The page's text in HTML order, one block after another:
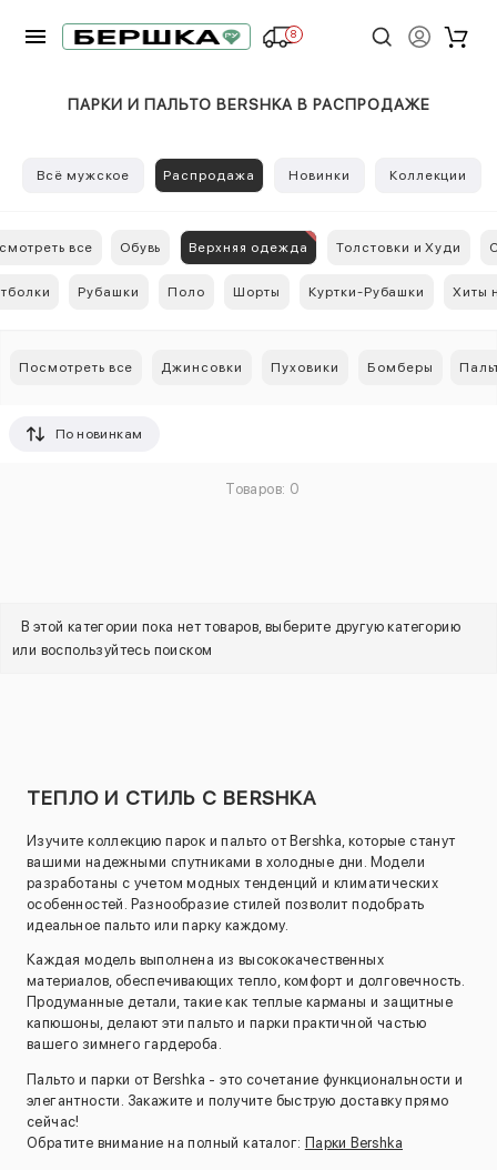
8
ПАРКИ И ПАЛЬТО BERSHKA В РАСПРОДАЖЕ
Всё мужское Распродажа Новинки Коллекции
все Обувь Верхняя одежда Толстовки и Худи
Рубашки Поло Шорты Куртки-Рубашки Хиты
Посмотреть все Джинсовки Пуховики Бомберы
По новинкам
Товаров: 0
В этой категории пока нет товаров, выберите другую категорию
или воспользуйтесь поиском
ТЕПЛО И СТИЛЬ С BERSHKA
Изучите коллекцию парок и пальто от Bershka, которые станут
вашими надежными спутниками в холодные дни. Модели
разработаны с учетом модных тенденций и климатических
особенностей. Разнообразие стилей позволит подобрать
идеальное пальто или парку каждому.
Каждая модель выполнена из высококачественных
материалов, обеспечивающих тепло, комфорт и долговечность.
Продуманные детали, такие как теплые карманы и защитные
капюшоны, делают эти пальто и парки практичной частью
вашего зимнего гардероба.
Пальто и парки от Bershka - это сочетание функциональности и
элегантности. Закажите и получите быструю доставку прямо
сейчас!
Обратите внимание на полный каталог: Парки Bershka